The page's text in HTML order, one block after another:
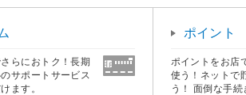
らにおトク！長期
サポートサービス
ます。
ポイント
ポイントをお店
使う！ネットで
う！ 面倒な手